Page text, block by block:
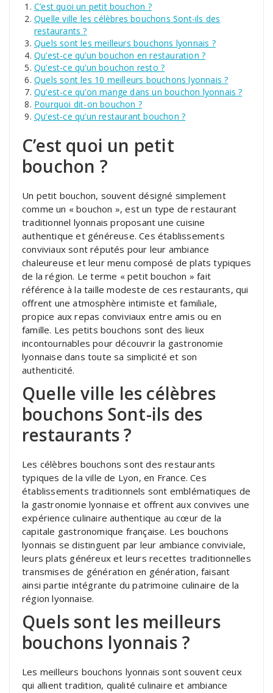
C’est quoi un petit bouchon ?
Quelle ville les célèbres bouchons Sont-ils des
restaurants ?
Quels sont les meilleurs bouchons lyonnais ?
Qu’est-ce qu’un bouchon en restauration ?
Qu’est-ce qu’un bouchon resto ?
Quels sont les 10 meilleurs bouchons lyonnais ?
Qu’est-ce qu’on mange dans un bouchon lyonnais ?
Pourquoi dit-on bouchon ?
Qu’est-ce qu’un restaurant bouchon ?
C’est quoi un petit
bouchon ?
Un petit bouchon, souvent désigné simplement
comme un « bouchon », est un type de restaurant
traditionnel lyonnais proposant une cuisine
authentique et généreuse. Ces établissements
conviviaux sont réputés pour leur ambiance
chaleureuse et leur menu composé de plats typiques
de la région. Le terme « petit bouchon » fait
référence à la taille modeste de ces restaurants, qui
offrent une atmosphère intimiste et familiale,
propice aux repas conviviaux entre amis ou en
famille. Les petits bouchons sont des lieux
incontournables pour découvrir la gastronomie
lyonnaise dans toute sa simplicité et son
authenticité.
Quelle ville les célèbres
bouchons Sont-ils des
restaurants ?
Les célèbres bouchons sont des restaurants
typiques de la ville de Lyon, en France. Ces
établissements traditionnels sont emblématiques de
la gastronomie lyonnaise et offrent aux convives une
expérience culinaire authentique au cœur de la
capitale gastronomique française. Les bouchons
lyonnais se distinguent par leur ambiance conviviale,
leurs plats généreux et leurs recettes traditionnelles
transmises de génération en génération, faisant
ainsi partie intégrante du patrimoine culinaire de la
région lyonnaise.
Quels sont les meilleurs
bouchons lyonnais ?
Les meilleurs bouchons lyonnais sont souvent ceux
qui allient tradition, qualité culinaire et ambiance